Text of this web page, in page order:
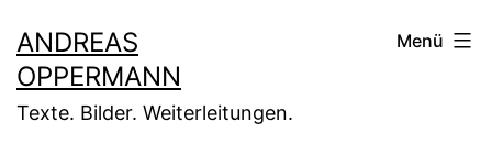
Inhalt
springen
ANDREAS
OPPERMANN
Texte. Bilder. Weiterleitungen.
Menü